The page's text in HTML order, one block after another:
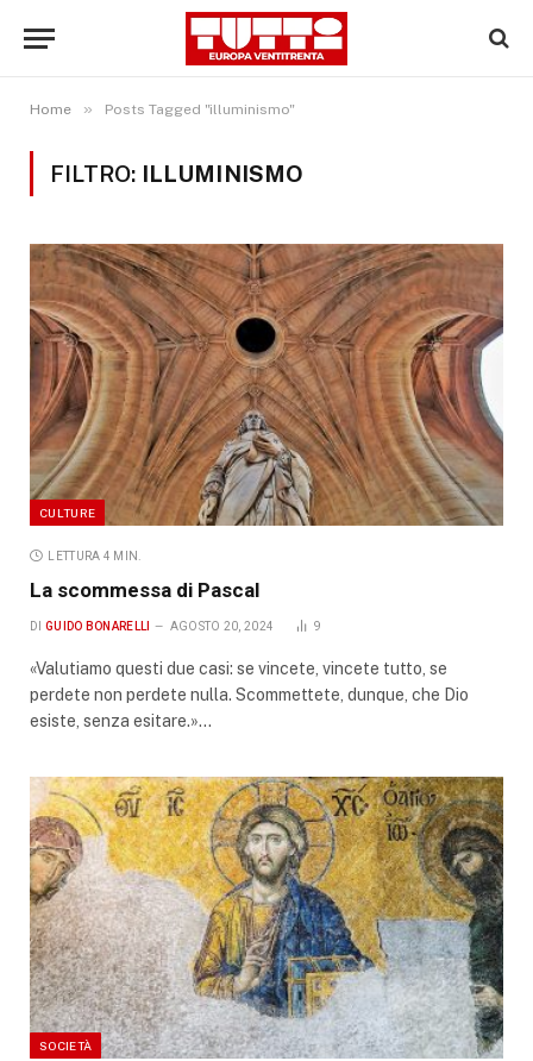
Home » Posts Tagged "illuminismo"
FILTRO: ILLUMINISMO
CULTURE
LETTURA 4 MIN.
La scommessa di Pascal
DI GUIDO BONARELLI AGOSTO 20, 2024 9
«Valutiamo questi due casi: se vincete, vincete tutto, se
perdete non perdete nulla. Scommettete, dunque, che Dio
esiste, senza esitare.»…
SOCIETÀ